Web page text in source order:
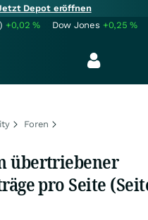
Depot eröffnen
+0,02% Dow Jones +0,25%
Foren
übertriebener
pro Seite